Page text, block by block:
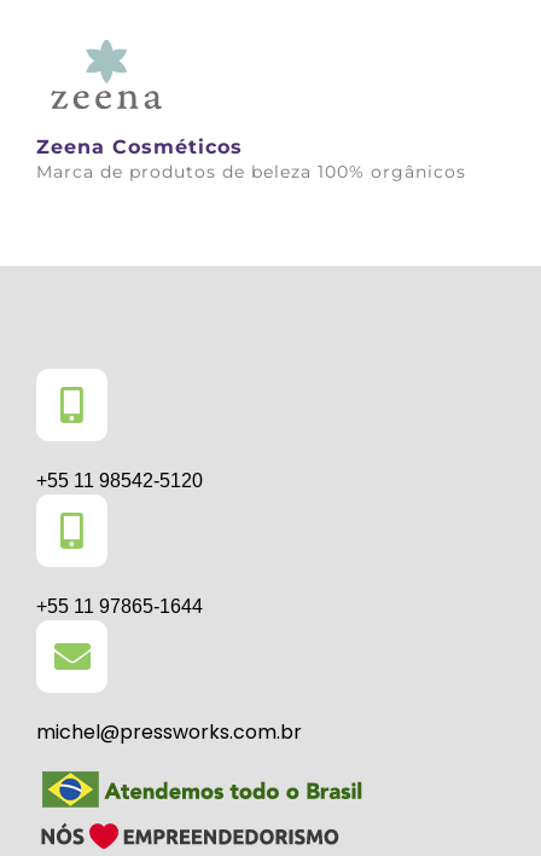
Zeena Cosméticos
Marca de produtos de beleza 100% orgânicos
+55 11 98542-5120
+55 11 97865-1644
michel@pressworks.com.br